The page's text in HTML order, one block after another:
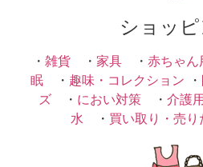
ショッ
・ 雑貨 ・ 家具 ・ 赤ちゃん
眠・ 趣味・コレクション ・
ズ ・ におい対策 ・ 介護
水 ・ 買い取り・売